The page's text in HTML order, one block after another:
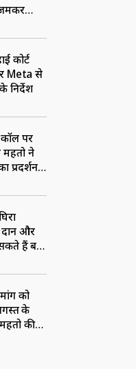
कोर्ट
Meta से
निर्देश
पर
महतो ने
प्रदर्शन
दान और
सकते हैं बड़े
को
के
की